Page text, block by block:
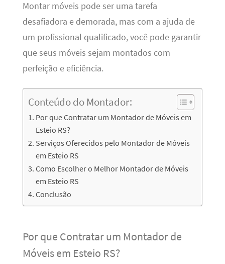
Montar móveis pode ser uma tarefa
desafiadora e demorada, mas com a ajuda de
um profissional qualificado, você pode garantir
que seus móveis sejam montados com
perfeição e eficiência.
Conteúdo do Montador:
Por que Contratar um Montador de Móveis em
Esteio RS?
Serviços Oferecidos pelo Montador de Móveis
em Esteio RS
Como Escolher o Melhor Montador de Móveis
em Esteio RS
Conclusão
Por que Contratar um Montador de
Móveis em Esteio RS?